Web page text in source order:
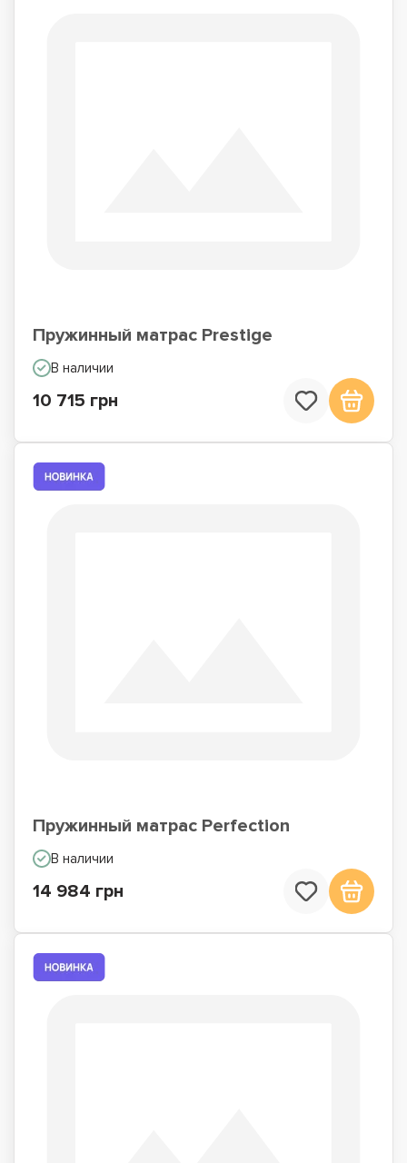
Пружинный матрас Prestige
В наличии
10 715 грн
Пружинный матрас Perfection
В наличии
14 984 грн